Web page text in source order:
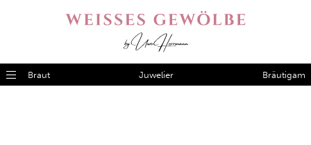
Braut Juwelier Bräutigam